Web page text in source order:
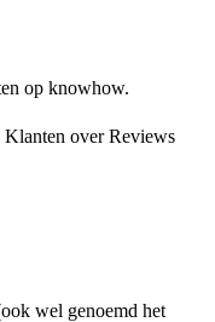
op knowhow.
Klanten over Reviews
wel genoemd het